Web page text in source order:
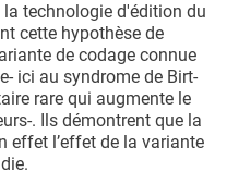
la technologie d'édition du
cette hypothèse de
de codage connue
ici au syndrome de Birt-
rare qui augmente le
. Ils démontrent que la
effet l’effet de la variante